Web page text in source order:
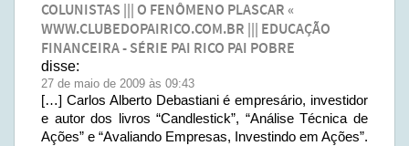
COLUNISTAS ||| O FENÔMENO PLASCAR «
WWW.CLUBEDOPAIRICO.COM.BR ||| EDUCAÇÃO
FINANCEIRA - SÉRIE PAI RICO PAI POBRE
disse:
27 de maio de 2009 às 09:43
[…] Carlos Alberto Debastiani é empresário, investidor
e autor dos livros “Candlestick”, “Análise Técnica de
Ações” e “Avaliando Empresas, Investindo em Ações”.